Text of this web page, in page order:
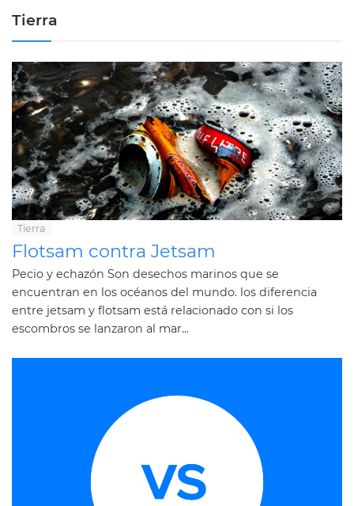
Tierra
Tierra
Flotsam contra Jetsam
Pecio y echazón Son desechos marinos que se
encuentran en los océanos del mundo. los diferencia
entre jetsam y flotsam está relacionado con si los
escombros se lanzaron al mar...